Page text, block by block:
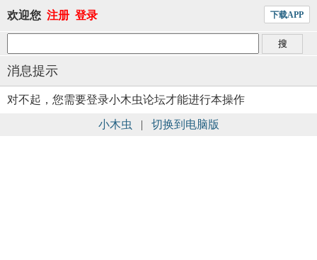
欢迎您 注册 登录 下载APP
消息提示
对不起，您需要登录小木虫论坛才能进行本操作
小木虫 | 切换到电脑版